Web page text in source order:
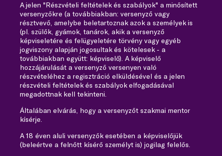
A jelen "Részvételi feltételek és szabályok" a minősített
versenyzőkre (a továbbiakban: versenyző vagy
résztvevő, amelybe beletartoznak azok a személyek is
(pl. szülők, gyámok, tanárok, akik a versenyző
képviseletére és felügyeletére törvény vagy egyéb
jogviszony alapján jogosultak és kötelesek - a
továbbiakban együtt: képviselő). A képviselő
hozzájárulását a versenyző versenyen való
részvételéhez a regisztráció elküldésével és a jelen
részvételi feltételek és szabályok elfogadásával
megadottnak kell tekinteni.
Általában elvárás, hogy a versenyzőt szakmai mentor
kísérje.
A 18 éven aluli versenyzők esetében a képviselőjük
(beleértve a felnőtt kísérő személyt is) jogilag felelős.